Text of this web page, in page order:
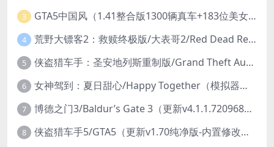
3 GTA5中国风（1.41整合版1300辆真车+183位美女与英雄+200%存档）
4 荒野大镖客2：救赎终极版/大表哥2/Red Dead Redemption 2: Ultimate Edition（更新v1491.50终极版）
5 侠盗猎车手：圣安地列斯重制版/Grand Theft Auto: San Andreas – The Definitive Edition（更新v1.113.49697469）
6 女神驾到：夏日甜心/Happy Together（模拟器版-升级豪华终极珍藏版+全DLC）
7 博德之门3/Baldur’s Gate 3（更新v4.1.1.7209685）
8 侠盗猎车手5/GTA5（更新v1.70纯净版-内置修改器+通关存档）